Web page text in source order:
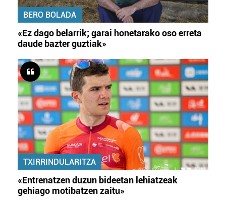
BERO BOLADA
«Ez dago belarrik; garai honetarako oso erreta
daude bazter guztiak»
TXIRRINDULARITZA
«Entrenatzen duzun bideetan lehiatzeak
gehiago motibatzen zaitu»